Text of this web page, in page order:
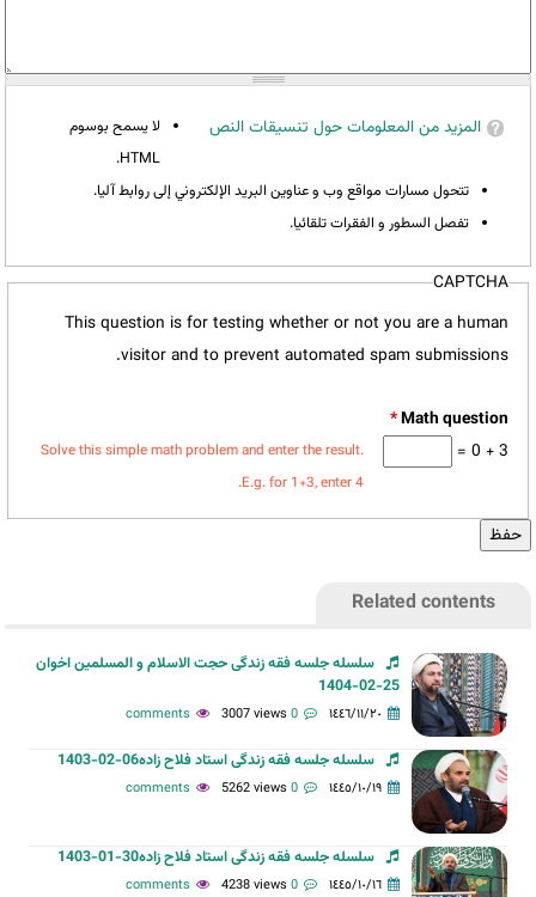
المزيد من المعلومات حول تنسيقات النص
لا يسمح بوسوم
HTML.
تتحول مسارات مواقع وب و عناوين البريد الإلكتروني إلى روابط آليا.
تفصل السطور و الفقرات تلقائيا.
CAPTCHA
This question is for testing whether or not you are a human
visitor and to prevent automated spam submissions.
*
3 + 0 =
Solve this simple math problem and enter the result.
E.g. for 1+3, enter 4.
Related contents
سلسله جلسه فقه زندگی حجت الاسلام و المسلمین اخوان
25-02-1404
١٤٤٦/١١/٢٠ 0 comments
3007 views
سلسله جلسه فقه زندگی استاد فلاح زاده06-02-1403
١٤٤٥/١٠/١٩ 0 comments
5262 views
سلسله جلسه فقه زندگی استاد فلاح زاده30-01-1403
١٤٤٥/١٠/١٦ 0 comments
4238 views